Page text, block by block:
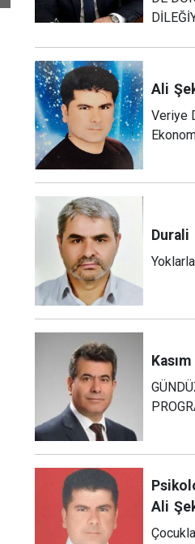
Ali
Veriye
Durali
Kasım
Ali